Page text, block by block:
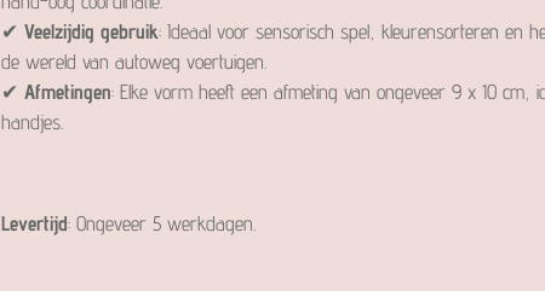
✔ Veelzijdig gebruik: Ideaal voor sensorisch spel, kleurensorteren en
de wereld van autoweg voertuigen.
✔ Afmetingen: Elke vorm heeft een afmeting van ongeveer 9 x 10 cm,
handjes.
Levertijd: Ongeveer 5 werkdagen.